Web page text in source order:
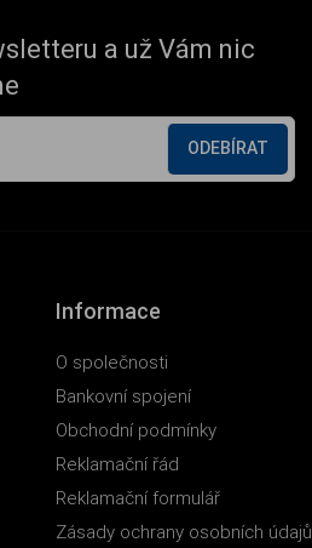
a už Vám nic
ODEBÍRAT
Informace
O společnosti
Bankovní spojení
Obchodní podmínky
Reklamační řád
Reklamační formulář
Zásady ochrany osobních údajů